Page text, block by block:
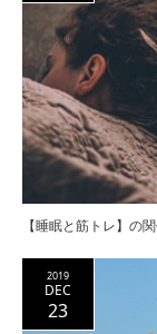
【睡眠と筋トレ】の
2019
DEC
23